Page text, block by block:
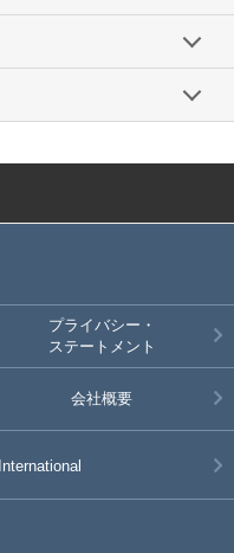
プライバシー・
ステートメント
会社概要
International